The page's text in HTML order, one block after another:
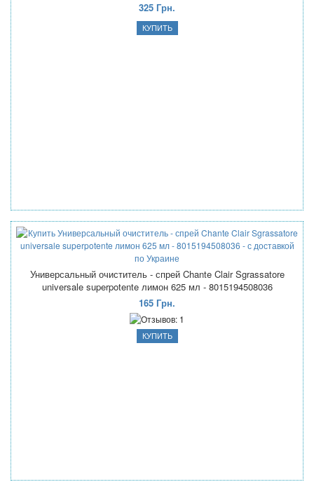
325 Грн.
Универсальный очиститель - спрей Chante Clair Sgrassatore
universale superpotente лимон 625 мл - 8015194508036
165 Грн.